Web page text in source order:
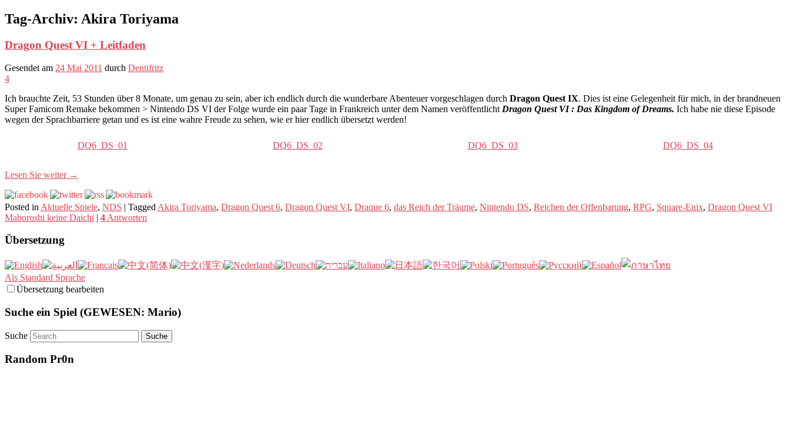
Tag-Archiv: Akira Toriyama
Dragon Quest VI + Leitfaden
Gesendet am 24 Mai 2011 durch Dentifritz
4
Ich brauchte Zeit, 53 Stunden über 8 Monate, um genau zu sein, aber ich endlich durch die wunderbare Abenteuer vorgeschlagen durch Dragon Quest IX. Dies ist eine Gelegenheit für mich, in der brandneuen
Super Famicom Remake bekommen > Nintendo DS VI der Folge wurde ein paar Tage in Frankreich unter dem Namen veröffentlicht Dragon Quest VI : Das Kingdom of Dreams. Ich habe nie diese Episode
wegen der Sprachbarriere getan und es ist eine wahre Freude zu sehen, wie er hier endlich übersetzt werden!
DQ6_DS_01 DQ6_DS_02 DQ6_DS_03 DQ6_DS_04
Lesen Sie weiter →
Posted in Aktuelle Spiele, NDS | Tagged Akira Toriyama, Dragon Quest 6, Dragon Quest VI, Draque 6, das Reich der Träume, Nintendo DS, Reichen der Offenbarung, RPG, Square-Enix, Dragon Quest VI
Maboroshi keine Daichi | 4 Antworten
Übersetzung
Als Standard Sprache
Übersetzung bearbeiten
Suche ein Spiel (GEWESEN: Mario)
Suche
Random Pr0n